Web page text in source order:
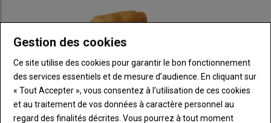
nouvelle distinction, mais ils
doivent s’accompagner
d’importants efforts de
communication et d’information
auprès des consommateurs et
des collectivités pour valoriser
les démarches engagées»,
Gestion des cookies
Ce site utilise des cookies pour garantir le bon fonctionnement
des services essentiels et de mesure d’audience. En cliquant sur
« Tout Accepter », vous consentez à l’utilisation de ces cookies
et au traitement de vos données à caractère personnel au
regard des finalités décrites. Vous pourrez à tout moment